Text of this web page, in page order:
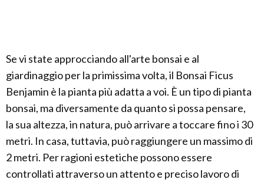
Se vi state approcciando all'arte bonsai e al
giardinaggio per la primissima volta, il Bonsai Ficus
Benjamin è la pianta più adatta a voi. È un tipo di pianta
bonsai, ma diversamente da quanto si possa pensare,
la sua altezza, in natura, può arrivare a toccare fino i 30
metri. In casa, tuttavia, può raggiungere un massimo di
2 metri. Per ragioni estetiche possono essere
controllati attraverso un attento e preciso lavoro di